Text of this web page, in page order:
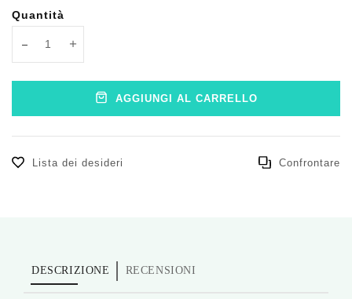
Quantità
Translation missing: it.products.product.decrease
Translation missing: it.products.product.increase
AGGIUNGI AL CARRELLO
Lista dei desideri Confrontare
DESCRIZIONE RECENSIONI